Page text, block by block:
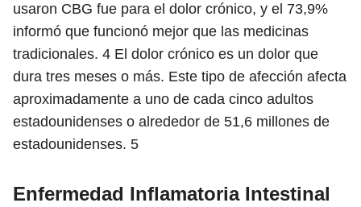
usaron CBG fue para el dolor crónico, y el 73,9%
informó que funcionó mejor que las medicinas
tradicionales. 4 El dolor crónico es un dolor que
dura tres meses o más. Este tipo de afección afecta
aproximadamente a uno de cada cinco adultos
estadounidenses o alrededor de 51,6 millones de
estadounidenses. 5
Enfermedad Inflamatoria Intestinal